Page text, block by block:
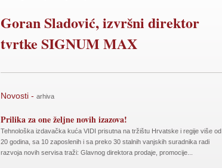
Goran Sladović, izvršni direktor
tvrtke SIGNUM MAX
Novosti - arhiva
Prilika za one željne novih izazova!
Tehnološka izdavačka kuća VIDI prisutna na tržištu Hrvatske i regije više od
20 godina, sa 10 zaposlenih i sa preko 30 stalnih vanjskih suradnika radi
razvoja novih servisa traži: Glavnog direktora prodaje, promocije...